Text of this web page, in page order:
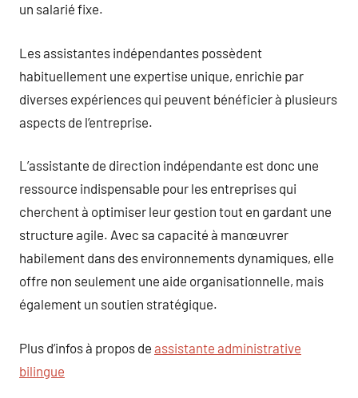
un salarié fixe.
Les assistantes indépendantes possèdent
habituellement une expertise unique, enrichie par
diverses expériences qui peuvent bénéficier à plusieurs
aspects de l’entreprise.
L’assistante de direction indépendante est donc une
ressource indispensable pour les entreprises qui
cherchent à optimiser leur gestion tout en gardant une
structure agile. Avec sa capacité à manœuvrer
habilement dans des environnements dynamiques, elle
offre non seulement une aide organisationnelle, mais
également un soutien stratégique.
Plus d’infos à propos de assistante administrative
bilingue